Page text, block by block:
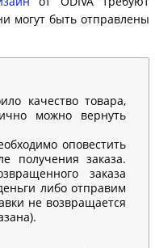
могут быть отправлены
качество товара,
можно вернуть
оповестить
получения заказа.
заказа
либо отправим
не возвращается